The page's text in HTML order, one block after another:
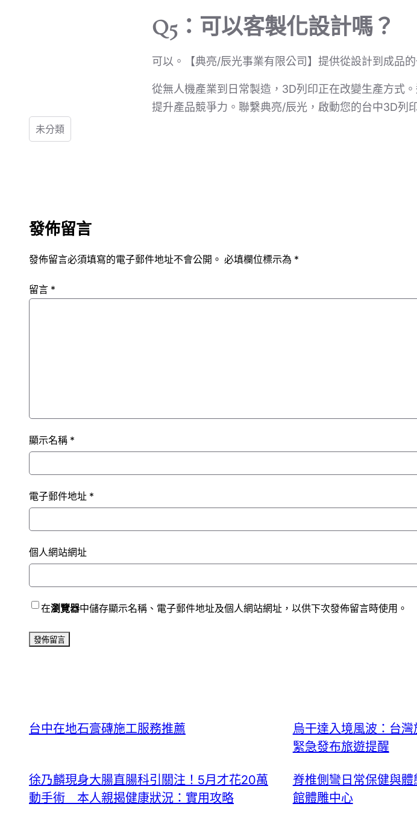
Q5：可以客製化設計嗎？
可以。【典亮/辰光事業有限公司】提供從設計到成品的
從無人機產業到日常製造，3D列印正在改變生產方式
提升產品競爭力。聯繫典亮/辰光，啟動您的台中3D列
未分類
發佈留言
發佈留言必須填寫的電子郵件地址不會公開。 必填欄位標示為 *
留言 *
顯示名稱 *
電子郵件地址 *
個人網站網址
在瀏覽器中儲存顯示名稱、電子郵件地址及個人網站網址，以供下次發佈留言時使用。
台中在地石膏磚施工服務推薦
烏干達入境風波：台
緊急發布旅遊提醒
徐乃麟現身大腸直腸科引關注！5月才花20萬
動手術 本人親揭健康狀況：實用攻略
脊椎側彎日常保健與
館體雕中心